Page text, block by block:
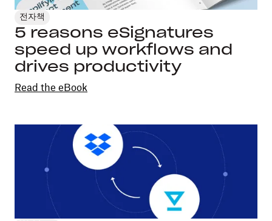
전자책
5 reasons eSignatures
speed up workflows and
drives productivity
Read the eBook